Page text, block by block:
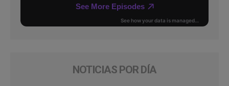
NOTICIAS POR DÍA